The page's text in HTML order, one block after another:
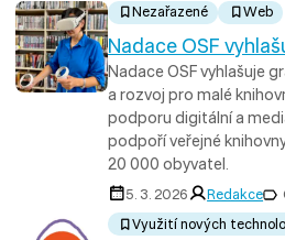
Nezařazené
Web
Nadace OSF
Nadace OSF vyhlašuje
a rozvoj pro malé
podporu digitální a
podpoří veřejné
20 000 obyvatel.
5. 3. 2026 Redakce
Využití nových